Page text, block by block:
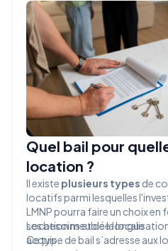
Quel bail pour
location ?
Il existe plusieurs types de
locatifs parmi lesquelles
LMNP pourra faire un choix en
ses besoins et de la
acquis.
Location meublée longue
Ce type de bail s’adresse aux